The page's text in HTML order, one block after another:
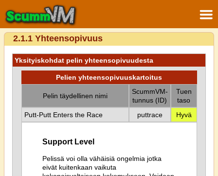
2.1.1 Yhteensopivuus
Yksityiskohdat pelin yhteensopivuudesta
Pelien yhteensopivuuskartoitus
Pelin täydellinen nimi
ScummVM-
tunnus (ID)
Tuen
taso
Putt-Putt Enters the Race
puttrace Hyvä
Support Level
Pelissä voi olla vähäisiä ongelmia jotka
eivät kuitenkaan vaikuta